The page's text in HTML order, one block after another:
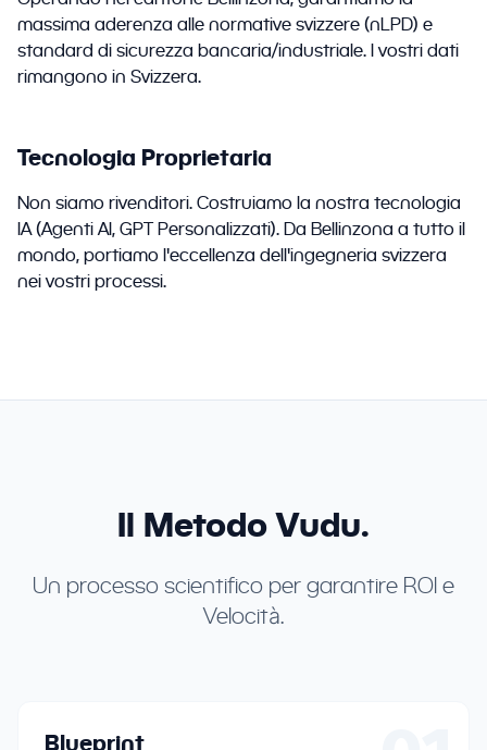
massima aderenza alle normative svizzere (nLPD) e
standard di sicurezza bancaria/industriale. I vostri dati
rimangono in Svizzera.
Tecnologia Proprietaria
Non siamo rivenditori. Costruiamo la nostra tecnologia
IA (Agenti AI, GPT Personalizzati). Da Bellinzona a tutto il
mondo, portiamo l'eccellenza dell'ingegneria svizzera
nei vostri processi.
Il Metodo Vudu.
Un processo scientifico per garantire ROI e
Velocità.
Blueprint